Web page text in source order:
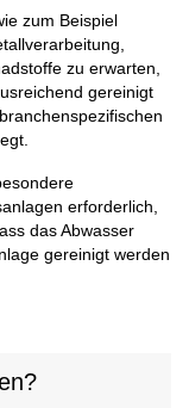
zum Beispiel
zu erwarten,
gereinigt
erforderlich,
das Abwasser
gereinigt werden